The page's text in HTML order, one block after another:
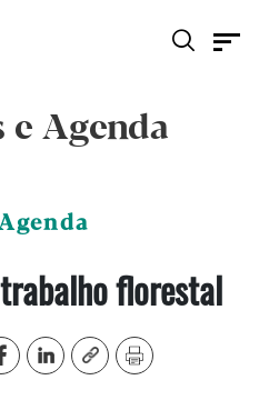
e Agenda
florestal